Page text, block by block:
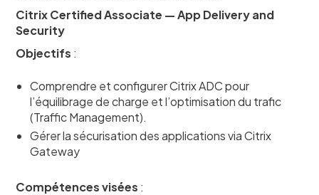
Citrix Certified Associate — App Delivery and
Security
Objectifs :
Comprendre et configurer Citrix ADC pour
l’équilibrage de charge et l’optimisation du trafic
(Traffic Management).
Gérer la sécurisation des applications via Citrix
Gateway
Compétences visées :